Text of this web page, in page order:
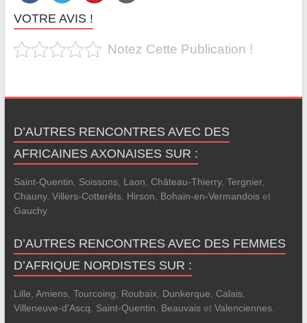
VOTRE AVIS !
Notez Cette Publication !
D’AUTRES RENCONTRES AVEC DES
AFRICAINES AXONAISES SUR :
Saint-Quentin, Soissons, Laon, Château-Thierry, Tergnier,
Chauny, Villers-Cotterêts, Hirson, Bohain-en-Vermandoiset
Gauchy.
D’AUTRES RENCONTRES AVEC DES FEMMES
D’AFRIQUE NORDISTES SUR :
Lille, Amiens, Tourcoing, Roubaix, Dunkerque, Calais,
Villeneuve-d'Ascq, Saint-Quentin, Beauvaiset Valenciennes.